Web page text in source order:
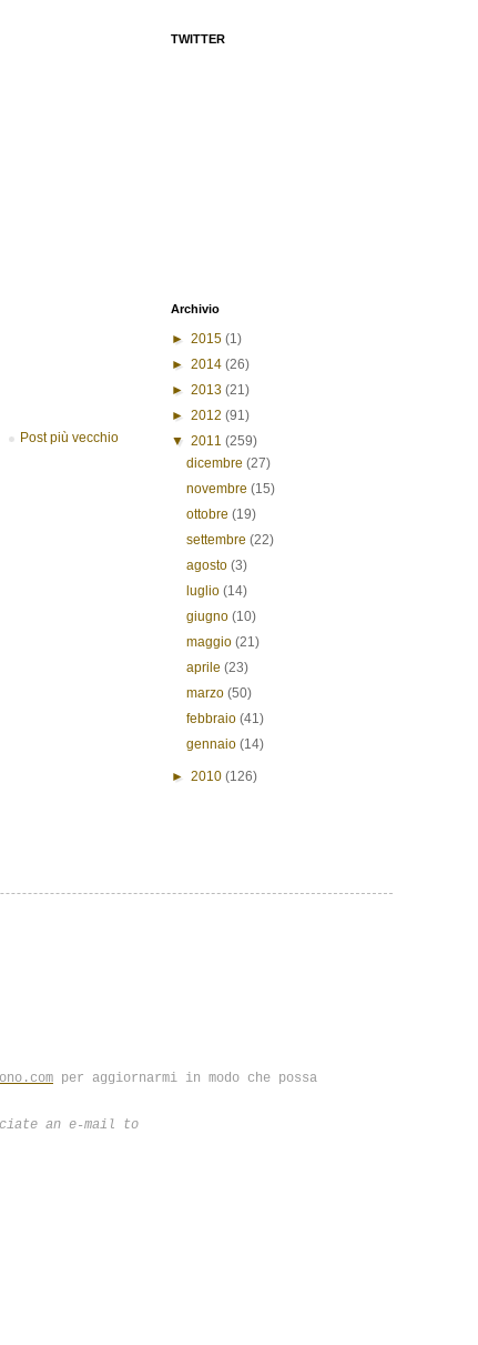
Post più vecchio
TWITTER
Archivio
► 2015 (1)
► 2014 (26)
► 2013 (21)
► 2012 (91)
▼ 2011 (259)
dicembre(27)
novembre(15)
ottobre(19)
settembre(22)
agosto(3)
luglio(14)
giugno(10)
maggio(21)
aprile(23)
marzo(50)
febbraio(41)
gennaio(14)
► 2010 (126)
per aggiornarmi in modo che possa
an e-mail to